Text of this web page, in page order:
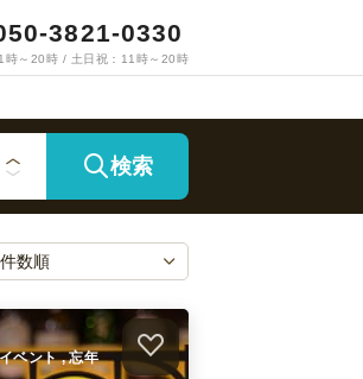
3821-0330
時～20時 / 土日祝：11時～20時
検索
ベント , 忘年